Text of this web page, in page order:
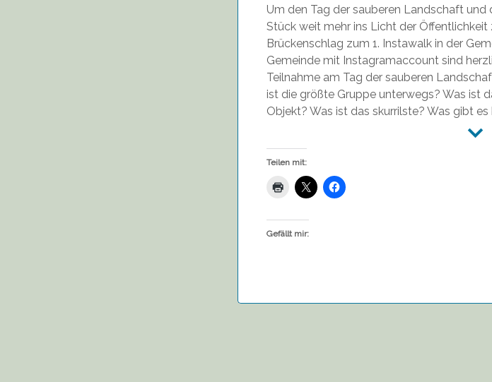
Tag
der
sauberen
16.03.2019
Um den Tag der sauberen Landschaft
Stück weit mehr ins Licht der
Brückenschlag zum 1. Instawalk in der
Gemeinde mit Instagramaccount sind
Teilnahme am Tag der sauberen
ist die größte Gruppe unterwegs? Was ist
Objekt? Was ist das skurrilste? Was gibt
Teilen mit:
Gefällt mir: